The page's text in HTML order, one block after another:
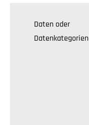
Daten oder
Datenkategorien